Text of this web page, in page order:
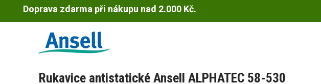
Doprava zdarma při nákupu nad 2.000 Kč.
Rukavice antistatické Ansell ALPHATEC 58-530